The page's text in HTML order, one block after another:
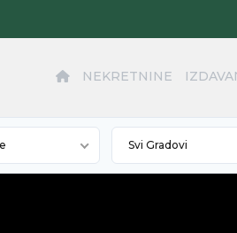
NEKRETNINE
Svi Gradovi